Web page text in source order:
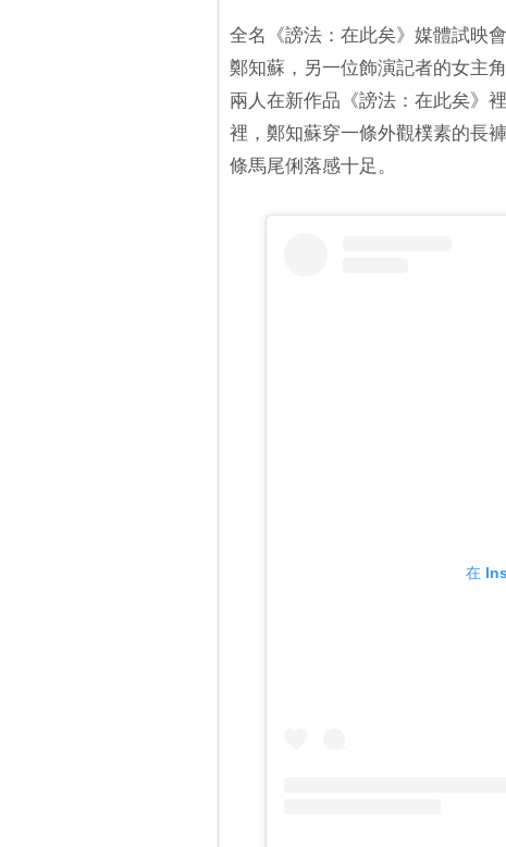
全名《謗法：在此矣》媒體試映
鄭知蘇，另一位飾演記者的女主
兩人在新作品《謗法：在此矣》
裡，鄭知蘇穿一條外觀樸素的長
條馬尾俐落感十足。
在